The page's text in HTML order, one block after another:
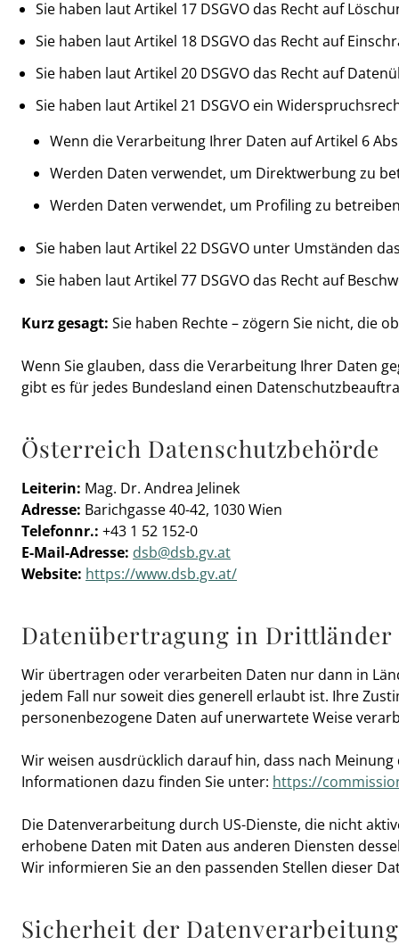
Sie haben laut Artikel 17 DSGVO das Recht auf
Sie haben laut Artikel 18 DSGVO das Recht auf
Sie haben laut Artikel 20 DSGVO das Recht auf
Sie haben laut Artikel 21 DSGVO ein
Wenn die Verarbeitung Ihrer Daten auf Artikel 6
Werden Daten verwendet, um Direktwerbung zu
Werden Daten verwendet, um Profiling zu
Sie haben laut Artikel 22 DSGVO unter Umständen
Sie haben laut Artikel 77 DSGVO das Recht auf
Kurz gesagt: Sie haben Rechte – zögern Sie nicht, die
Wenn Sie glauben, dass die Verarbeitung Ihrer Daten
gibt es für jedes Bundesland einen
Österreich Datenschutzbehörde
Leiterin: Mag. Dr. Andrea Jelinek
Adresse: Barichgasse 40-42, 1030 Wien
Telefonnr.: +43 1 52 152-0
E-Mail-Adresse: dsb@dsb.gv.at
Website: https://www.dsb.gv.at/
Datenübertragung in Drittländer
Wir übertragen oder verarbeiten Daten nur dann in
jedem Fall nur soweit dies generell erlaubt ist. Ihre
personenbezogene Daten auf unerwartete Weise
Wir weisen ausdrücklich darauf hin, dass nach
Informationen dazu finden Sie unter: https://
Die Datenverarbeitung durch US-Dienste, die nicht
erhobene Daten mit Daten aus anderen Diensten
Wir informieren Sie an den passenden Stellen dieser
Sicherheit der Datenverarbeitung